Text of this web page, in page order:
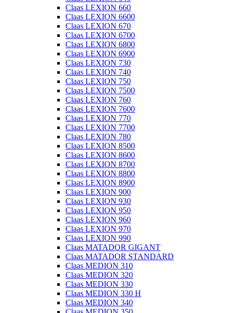
Claas LEXION 660
Claas LEXION 6600
Claas LEXION 670
Claas LEXION 6700
Claas LEXION 6800
Claas LEXION 6900
Claas LEXION 730
Claas LEXION 740
Claas LEXION 750
Claas LEXION 7500
Claas LEXION 760
Claas LEXION 7600
Claas LEXION 770
Claas LEXION 7700
Claas LEXION 780
Claas LEXION 8500
Claas LEXION 8600
Claas LEXION 8700
Claas LEXION 8800
Claas LEXION 8900
Claas LEXION 900
Claas LEXION 930
Claas LEXION 950
Claas LEXION 960
Claas LEXION 970
Claas LEXION 990
Claas MATADOR GIGANT
Claas MATADOR STANDARD
Claas MEDION 310
Claas MEDION 320
Claas MEDION 330
Claas MEDION 330 H
Claas MEDION 340